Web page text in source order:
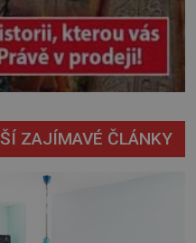
ZAJÍMAVÉ ČLÁNKY